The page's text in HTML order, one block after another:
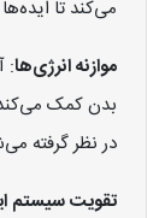
می‌کند تا
موازنه انرژی‌ها:
بدن کمک
در نظر گرفته
تقویت سیستم